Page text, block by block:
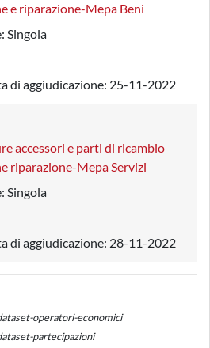
e riparazione-Mepa Beni
Singola
di aggiudicazione: 25-11-2022
accessori e parti di ricambio
riparazione-Mepa Servizi
Singola
di aggiudicazione: 28-11-2022
operatori-economici
partecipazioni